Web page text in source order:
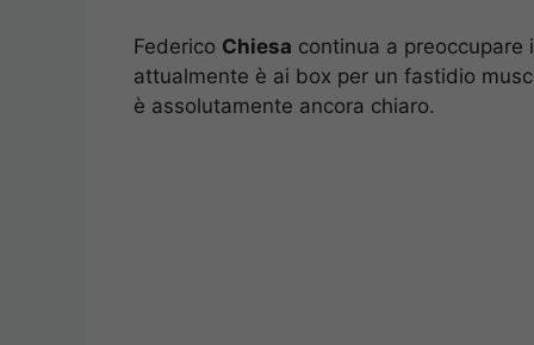
Federico Chiesa continua a preoccupare
attualmente è ai box per un fastidio
è assolutamente ancora chiaro.